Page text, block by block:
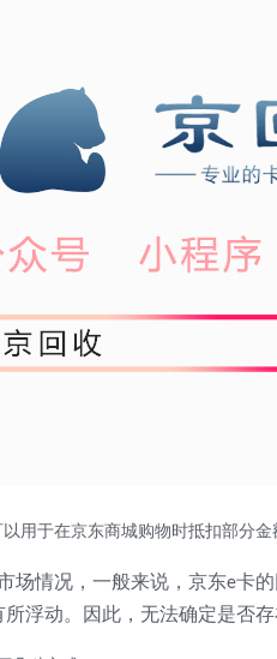
用于在京东商城购物时抵扣部分
场情况，一般来说，京东e卡
浮动。因此，无法确定是否